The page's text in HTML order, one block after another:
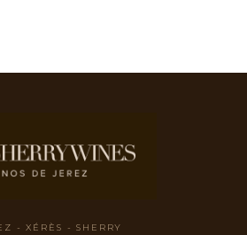
- XÉRÈS - SHERRY